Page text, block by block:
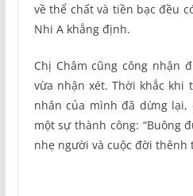
về thể chất và tiền bạc đều
Nhi A khẳng định.
Chị Châm cũng công nhận
vừa nhận xét. Thời khắc khi
nhân của mình đã dừng lại,
một sự thành công: “Buông
nhẹ người và cuộc đời thênh